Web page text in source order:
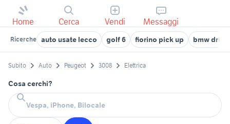
Home Cerca Vendi Messaggi
Ricerche auto usate lecco golf 6 fiorino pick up bmw drift
Subito Auto Peugeot 3008 Elettrica
Cosa cerchi?